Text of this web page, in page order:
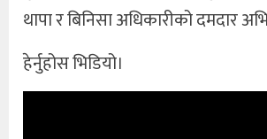
थापा र बिनिसा अधिकारीको दमदार
हेर्नुहोस भिडियो।